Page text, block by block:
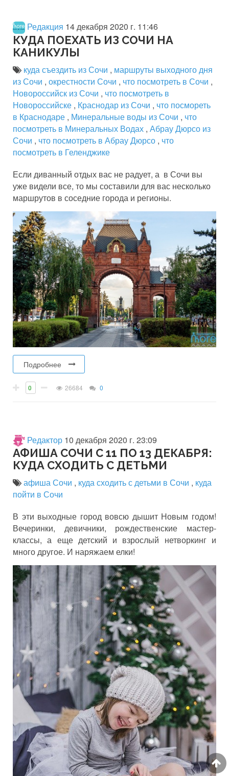
Редакция 14 декабря 2020 г. 11:46
КУДА ПОЕХАТЬ ИЗ СОЧИ НА
КАНИКУЛЫ
куда съездить из Сочи , маршруты выходного дня
из Сочи , окрестности Сочи , что посмотреть в Сочи ,
Новороссийск из Сочи , что посмотреть в
Новороссийске , Краснодар из Сочи , что посмореть
в Краснодаре , Минеральные воды из Сочи , что
посмотреть в Минеральных Водах , Абрау Дюрсо из
Сочи , что посмотреть в Абрау Дюрсо , что
посмотреть в Геленджике
Если диванный отдых вас не радует, а в Сочи вы
уже видели все, то мы составили для вас несколько
маршрутов в соседние города и регионы.
Подробнее
0 26684 0
Редактор 10 декабря 2020 г. 23:09
АФИША СОЧИ С 11 ПО 13 ДЕКАБРЯ:
КУДА СХОДИТЬ С ДЕТЬМИ
афиша Сочи , куда сходить с детьми в Сочи , куда
пойти в Сочи
В эти выходные город вовсю дышит Новым годом!
Вечеринки, девичники, рождественские мастер-
классы, а еще детский и взрослый нетворкинг и
много другое. И наряжаем елки!